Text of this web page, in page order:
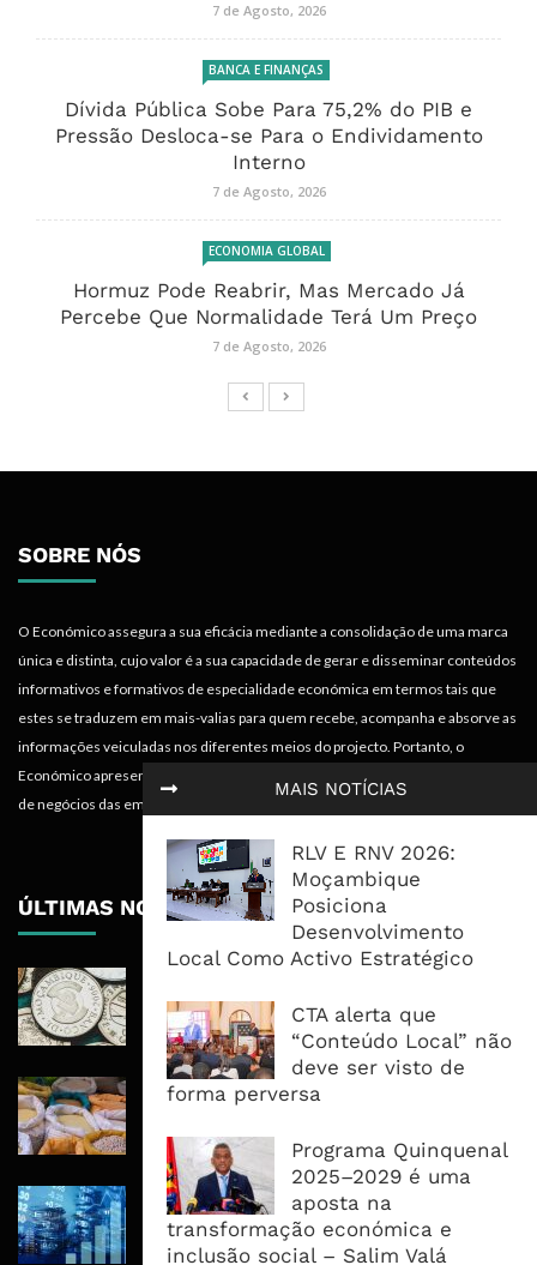
MAIS NOTÍCIAS
RLV E RNV 2026:
Moçambique
Posiciona
Desenvolvimento
Local Como Activo Estratégico
CTA alerta que
“Conteúdo Local” não
deve ser visto de
forma perversa
Programa Quinquenal
2025–2029 é uma
aposta na
transformação económica e
inclusão social – Salim Valá
7 de Agosto, 2026
BANCA E FINANÇAS
Dívida Pública Sobe Para 75,2% do PIB e
Pressão Desloca-se Para o Endividamento
Interno
7 de Agosto, 2026
ECONOMIA GLOBAL
Hormuz Pode Reabrir, Mas Mercado Já
Percebe Que Normalidade Terá Um Preço
7 de Agosto, 2026
SOBRE NÓS
O Económico assegura a sua eficácia mediante a consolidação de uma marca
única e distinta, cujo valor é a sua capacidade de gerar e disseminar conteúdos
informativos e formativos de especialidade económica em termos tais que
estes se traduzem em mais-valias para quem recebe, acompanha e absorve as
informações veiculadas nos diferentes meios do projecto. Portanto, o
Económico apresenta valências importantes para os objectivos institucionais e
de negócios das empresas.
ÚLTIMAS NOTÍCIAS
Recuperar em 2026, Mas Crédito,
Dívida e Divisas Limitam Aceleração
Commodities Agrícolas Entram Numa
Oferta Confortável
Dívida Pública Sobe Para 75,2% do
PIB e Pressão Desloca-se Para o
Endividamento Interno